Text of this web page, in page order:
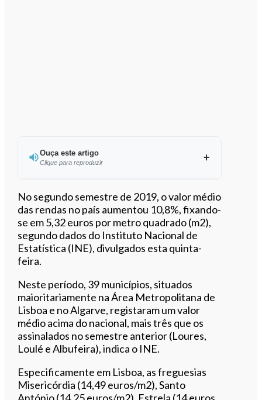
Ouça este artigo
Clique para reproduzir
Ouvir este artigo
No segundo semestre de 2019, o valor médio
das rendas no país aumentou 10,8%, fixando-
se em 5,32 euros por metro quadrado (m2),
segundo dados do Instituto Nacional de
Estatística (INE), divulgados esta quinta-
feira.
Neste período, 39 municípios, situados
maioritariamente na Área Metropolitana de
Lisboa e no Algarve, registaram um valor
médio acima do nacional, mais três que os
assinalados no semestre anterior (Loures,
Loulé e Albufeira), indica o INE.
Especificamente em Lisboa, as freguesias
Misericórdia (14,49 euros/m2), Santo